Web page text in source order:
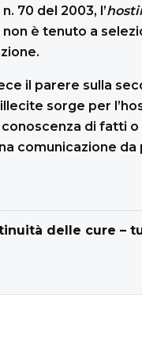
70 del 2003, l’
è tenuto a
il parere sulla
sorge per
conoscenza di fatti
comunicazione
delle cure –